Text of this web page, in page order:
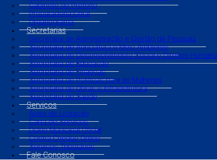
Gabinete do Prefeito
Procuradoria Geral
Organograma
Secretarias
Secretaria de Administração e Gestão de Pessoas
Secretaria de Agricultura e Meio Ambiente
Secretaria de Desenvolvimento Social e Direitos
Secretaria de Educação
Secretaria de Finanças
Secretaria de Políticas para as Mulheres
Secretaria de Obras e Infraestrutura
Secretaria de Saúde
Serviços
Aviso de Licitação
Carta de Serviços
Diário Municipal Oficial
Contra Cheque Online
Serviços Tributários
Fale Conosco